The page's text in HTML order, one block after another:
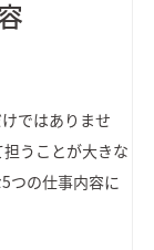
ではありませ
うことが大きな
つの仕事内容に